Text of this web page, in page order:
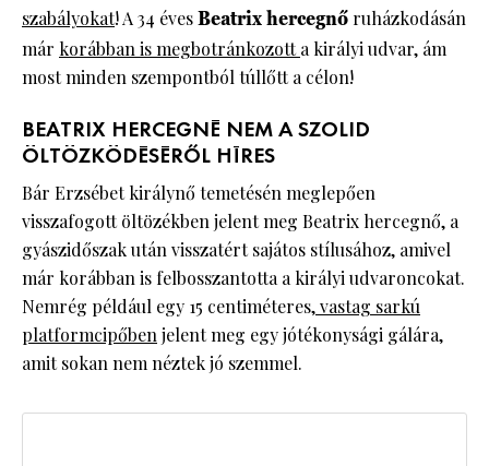
szabályokat! A 34 évesBeatrix hercegnő ruházkodásán
már korábban is megbotránkozotta királyi udvar, ám
most minden szempontból túllőtt a célon!
BEATRIX HERCEGNÉ NEM A SZOLID
ÖLTÖZKÖDÉSÉRŐL HÍRES
Bár Erzsébet királynő temetésén meglepően
visszafogott öltözékben jelent meg Beatrix hercegnő, a
gyászidőszak után visszatért sajátos stílusához, amivel
már korábban is felbosszantotta a királyi udvaroncokat.
Nemrég például egy 15 centiméteres,vastag sarkú
platformcipőbenjelent meg egy jótékonysági gálára,
amit sokan nem néztek jó szemmel.